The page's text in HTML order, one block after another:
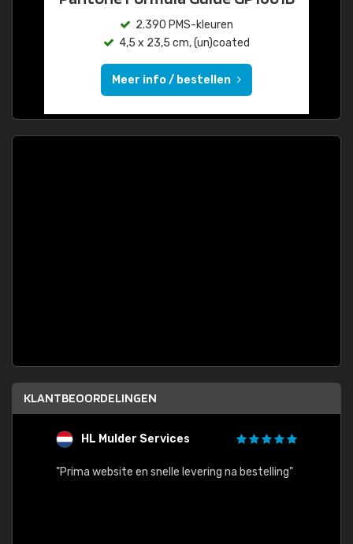
2.390 PMS-kleuren
4,5 x 23,5 cm, (un)coated
Meer info / bestellen
KLANTBEOORDELINGEN
HL Mulder Services
"Prima website en snelle levering na bestelling"